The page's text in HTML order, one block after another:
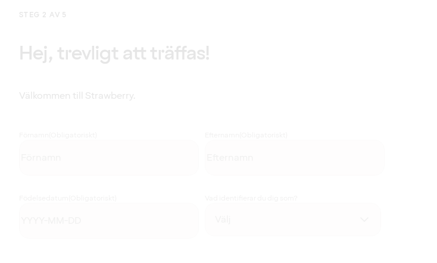
STEG 2 AV 5
Hej, trevligt att träffas!
Välkommen till Strawberry.